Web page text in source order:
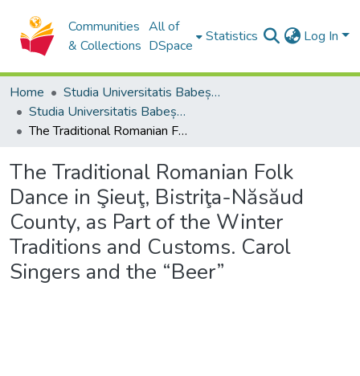
Communities
& Collections
All of
DSpace
Statistics Log In
Home
Studia Universitatis Babeș-Bolyai Collection
Studia Universitatis Babeș-Bolyai Historia
The Traditional Romanian Folk Dance in Şieuţ, Bistriţa-Năsăud County, as Part of the Winter Traditions and Customs. Carol Singers and the “Beer”
The Traditional Romanian Folk
Dance in Şieuţ, Bistriţa-Năsăud
County, as Part of the Winter
Traditions and Customs. Carol
Singers and the “Beer”